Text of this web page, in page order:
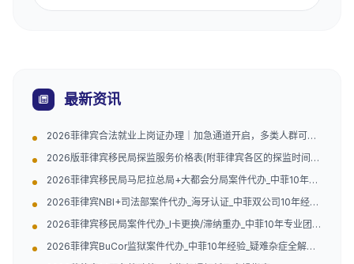
最新资讯
2026菲律宾合法就业上岗证办理｜加急通道开启，多类人群可
2026版菲律宾移民局探监服务价格表(附菲律宾各区的探监时间和
2026菲律宾移民局马尼拉总局+大都会分局案件代办_中菲10年经
2026菲律宾NBI+司法部案件代办_海牙认证_中菲双公司10年经验
2026菲律宾移民局案件代办_I卡更换/滞纳重办_中菲10年专业团队
2026菲律宾BuCor监狱案件代办_中菲10年经验_疑难杂症全解决